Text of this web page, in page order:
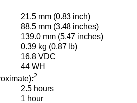
21.5 mm (0.83 inch)
88.5 mm (3.48 inches)
139.0 mm (5.47 inches)
0.39 kg (0.87 lb)
16.8 VDC
44 WH
2
2.5 hours
1 hour